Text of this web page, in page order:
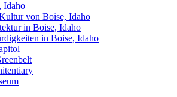
Idaho
von Boise, Idaho
in Boise, Idaho
in Boise, Idaho